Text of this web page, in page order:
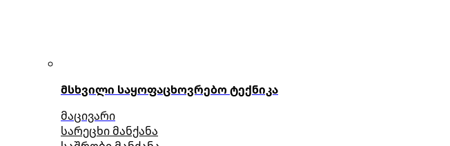
მსხვილი საყოფაცხოვრებო ტექნიკა
მაცივარი
სარეცხი მანქანა